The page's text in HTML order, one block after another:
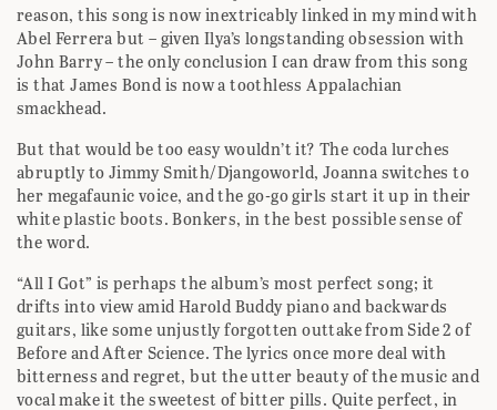
reason, this song is now inextricably linked in my mind with
Abel Ferrera but – given Ilya’s longstanding obsession with
John Barry – the only conclusion I can draw from this song
is that James Bond is now a toothless Appalachian
smackhead.
But that would be too easy wouldn’t it? The coda lurches
abruptly to Jimmy Smith/Djangoworld, Joanna switches to
her megafaunic voice, and the go-go girls start it up in their
white plastic boots. Bonkers, in the best possible sense of
the word.
“All I Got” is perhaps the album’s most perfect song; it
drifts into view amid Harold Buddy piano and backwards
guitars, like some unjustly forgotten outtake from Side 2 of
Before and After Science. The lyrics once more deal with
bitterness and regret, but the utter beauty of the music and
vocal make it the sweetest of bitter pills. Quite perfect, in